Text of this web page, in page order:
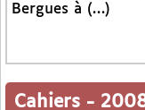
Bergues à (…)
Cahiers -